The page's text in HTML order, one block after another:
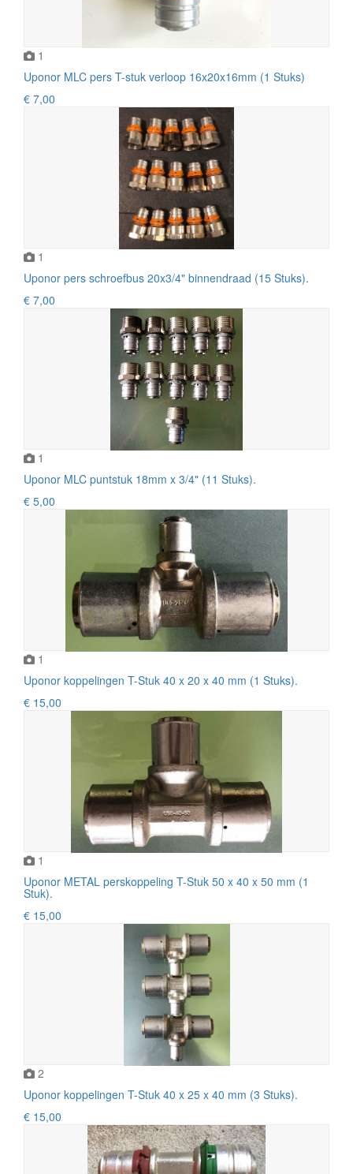
1
Uponor MLC pers T-stuk verloop 16x20x16mm (1 Stuks)
€ 7,00
1
Uponor pers schroefbus 20x3/4" binnendraad (15 Stuks).
€ 7,00
1
Uponor MLC puntstuk 18mm x 3/4" (11 Stuks).
€ 5,00
1
Uponor koppelingen T-Stuk 40 x 20 x 40 mm (1 Stuks).
€ 15,00
1
Uponor METAL perskoppeling T-Stuk 50 x 40 x 50 mm (1
Stuk).
€ 15,00
2
Uponor koppelingen T-Stuk 40 x 25 x 40 mm (3 Stuks).
€ 15,00